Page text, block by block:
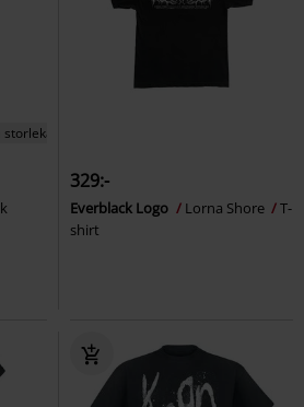
329:-
Everblack Logo Lorna Shore
T-
shirt